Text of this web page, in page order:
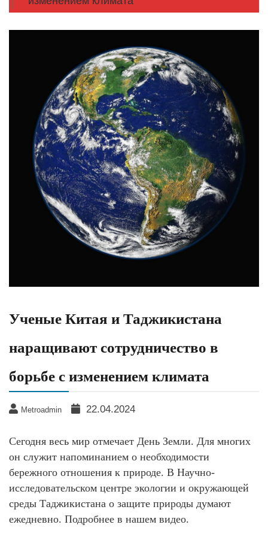
Ученые Китая и Таджикистана
наращивают сотрудничество в
борьбе с изменением климата
Metroadmin 22.04.2024
Сегодня весь мир отмечает День Земли. Для многих
он служит напоминанием о необходимости
бережного отношения к природе. В Научно-
исследовательском центре экологии и окружающей
среды Таджикистана о защите природы думают
ежедневно. Подробнее в нашем видео.